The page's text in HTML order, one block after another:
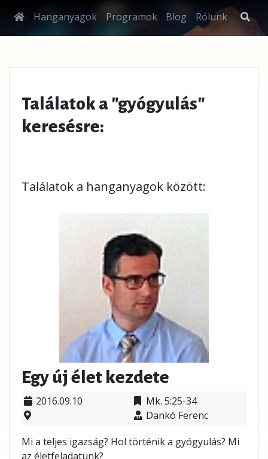
Hanganyagok Programok Blog Rólunk
Találatok a "gyógyulás"
keresésre:
Találatok a hanganyagok között:
Egy új élet kezdete
2016.09.10
Mk. 5:25-34
Dankó Ferenc
Mi a teljes igazság? Hol történik a gyógyulás? Mi
az életfeladatunk?